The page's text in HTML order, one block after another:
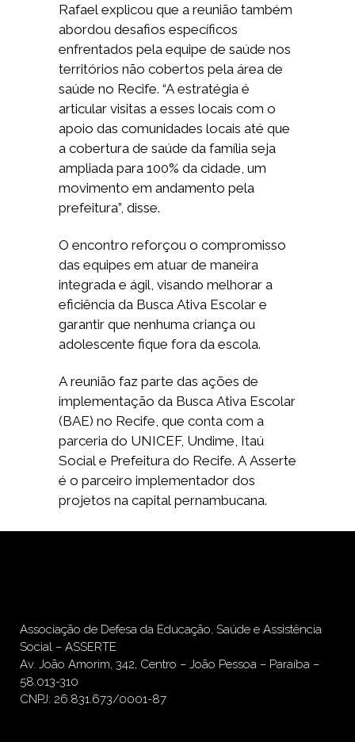
Rafael explicou que a reunião também
abordou desafios específicos
enfrentados pela equipe de saúde nos
territórios não cobertos pela área de
saúde no Recife. “A estratégia é
articular visitas a esses locais com o
apoio das comunidades locais até que
a cobertura de saúde da família seja
ampliada para 100% da cidade, um
movimento em andamento pela
prefeitura”, disse.
O encontro reforçou o compromisso
das equipes em atuar de maneira
integrada e ágil, visando melhorar a
eficiência da Busca Ativa Escolar e
garantir que nenhuma criança ou
adolescente fique fora da escola.
A reunião faz parte das ações de
implementação da Busca Ativa Escolar
(BAE) no Recife, que conta com a
parceria do UNICEF, Undime, Itaú
Social e Prefeitura do Recife. A Asserte
é o parceiro implementador dos
projetos na capital pernambucana.
Associação de Defesa da Educação, Saúde e Assistência
Social – ASSERTE
Av. João Amorim, 342, Centro – João Pessoa – Paraíba –
58.013-310
CNPJ: 26.831.673/0001-87